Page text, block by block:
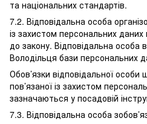
та національних стандартів.
7.2. Відповідальна особа
із захистом персональних даних
до закону. Відповідальна особа
Володільця бази персональних
Обов’язки відповідальної особи
пов’язаної із захистом
зазначаються у посадовій
7.3. Відповідальна особа